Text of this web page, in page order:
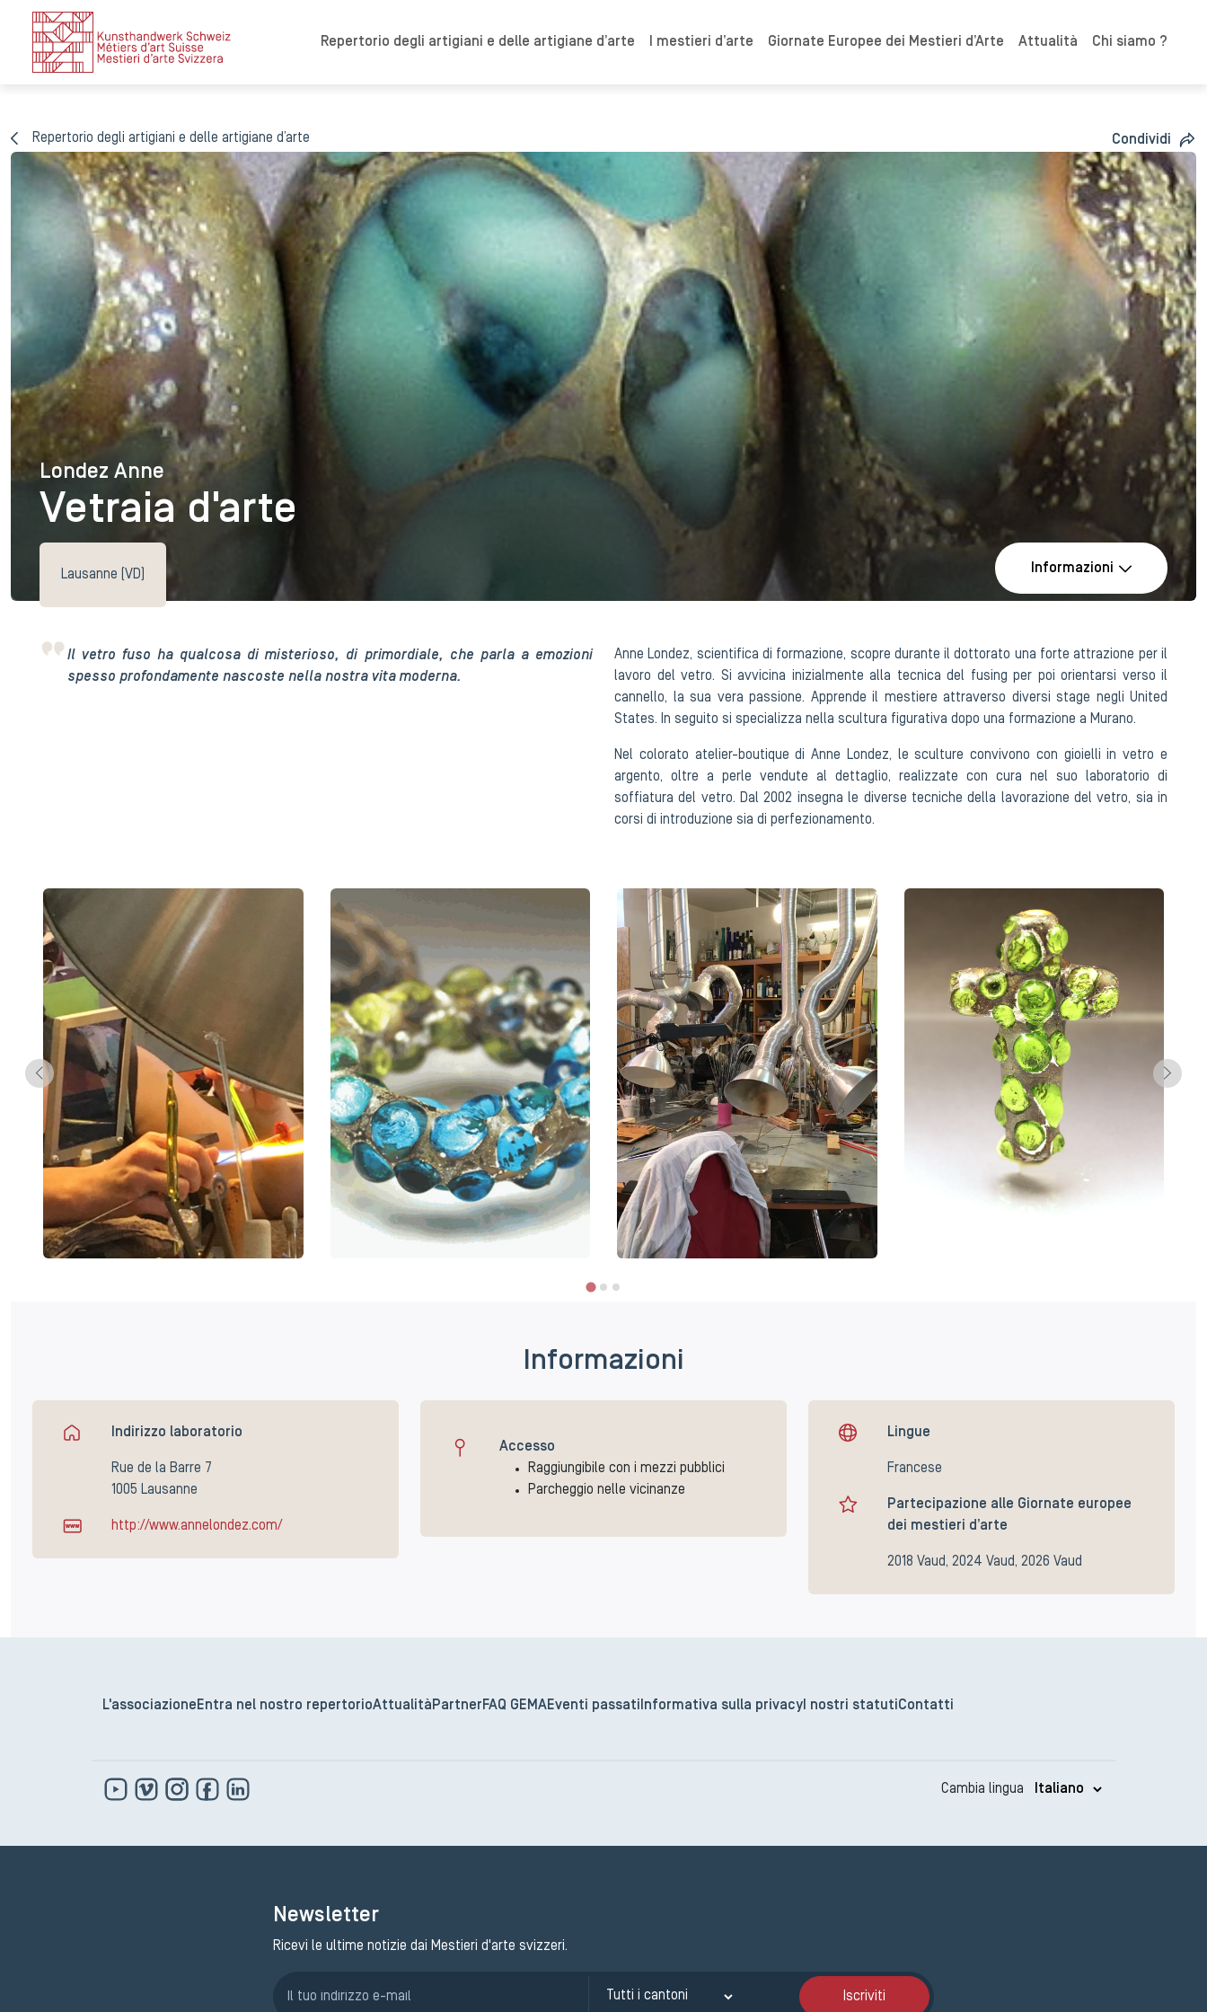
Repertorio degli artigiani e delle artigiane d’arte I mestieri d’arte Giornate Europee dei Mestieri d’Arte Attualità Chi siamo ?
Repertorio degli artigiani e delle artigiane d’arte Condividi
Londez Anne
Londez Anne
Vetraia d'arte
Lausanne (VD)
Informazioni
Il vetro fuso ha qualcosa di misterioso, di primordiale, che parla a emozioni
spesso profondamente nascoste nella nostra vita moderna.
Anne Londez, scientifica di formazione, scopre durante il dottorato una forte attrazione per il
lavoro del vetro. Si avvicina inizialmente alla tecnica del fusing per poi orientarsi verso il
cannello, la sua vera passione. Apprende il mestiere attraverso diversi stage negli United
States. In seguito si specializza nella scultura figurativa dopo una formazione a Murano.
Nel colorato atelier-boutique di Anne Londez, le sculture convivono con gioielli in vetro e
argento, oltre a perle vendute al dettaglio, realizzate con cura nel suo laboratorio di
soffiatura del vetro. Dal 2002 insegna le diverse tecniche della lavorazione del vetro, sia in
corsi di introduzione sia di perfezionamento.
Informazioni
Indirizzo laboratorio
Rue de la Barre 7
1005 Lausanne
http://www.annelondez.com/
Accesso
Raggiungibile con i mezzi pubblici
Parcheggio nelle vicinanze
Lingue
Francese
Partecipazione alle Giornate europee
dei mestieri d’arte
2018 Vaud, 2024 Vaud, 2026 Vaud
L'associazione Entra nel nostro repertorioAttualità Partner FAQ GEMAEventi passati Informativa sulla privacy I nostri statutiContatti
Cambia lingua
Newsletter
Ricevi le ultime notizie dai Mestieri d'arte svizzeri.
Iscriviti